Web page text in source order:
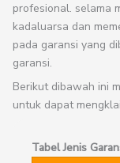
profesional. selama
kadaluarsa dan
pada garansi yang
garansi.
Berikut dibawah ini
untuk dapat
Tabel Jenis